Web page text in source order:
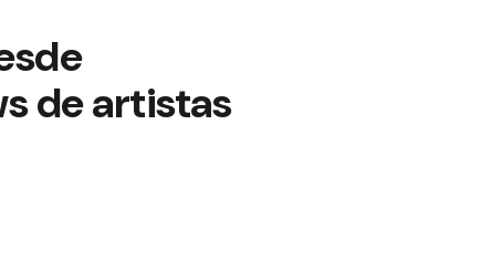
de artistas